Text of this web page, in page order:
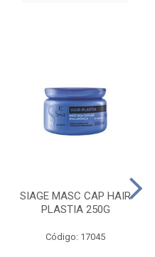
SIAGE MASC CAP HAIR
PLASTIA 250G
Código: 17045